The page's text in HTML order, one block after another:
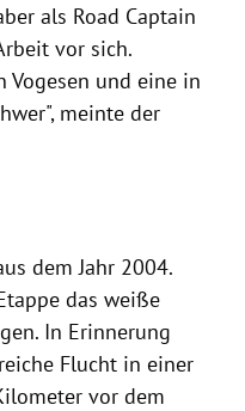
als Road Captain
vor sich.
Vogesen und eine in
meinte der
dem Jahr 2004.
das weiße
In Erinnerung
Flucht in einer
vor dem